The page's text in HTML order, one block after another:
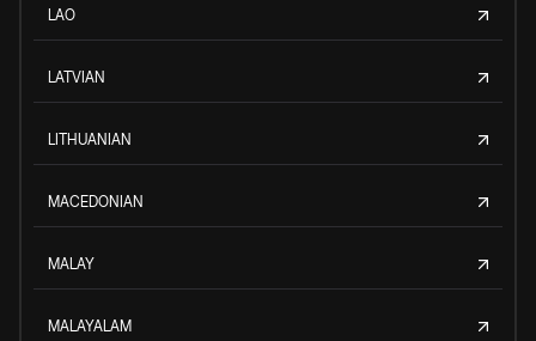
LAO
LATVIAN
LITHUANIAN
MACEDONIAN
MALAY
MALAYALAM